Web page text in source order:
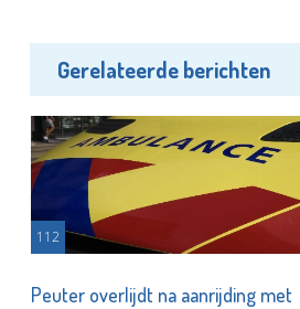
Gerelateerde berichten
112
Peuter overlijdt na aanrijding met